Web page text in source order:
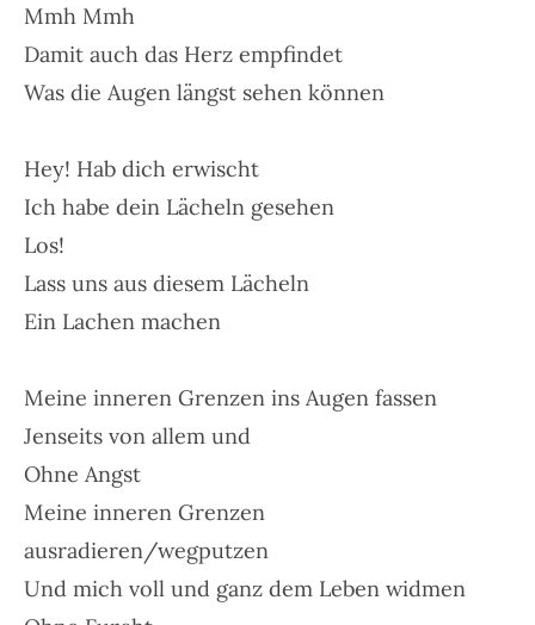
Mmh Mmh
Damit auch das Herz empfindet
Was die Augen längst sehen können
Hey! Hab dich erwischt
Ich habe dein Lächeln gesehen
Los!
Lass uns aus diesem Lächeln
Ein Lachen machen
Meine inneren Grenzen ins Augen fassen
Jenseits von allem und
Ohne Angst
Meine inneren Grenzen
ausradieren/wegputzen
Und mich voll und ganz dem Leben widmen